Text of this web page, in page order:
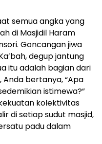
semua angka yang
di Masjidil Haram
Goncangan jiwa
degup jantung
itu adalah bagian dari
Anda bertanya, “Apa
istimewa?”
kolektivitas
di setiap sudut masjid,
padu dalam